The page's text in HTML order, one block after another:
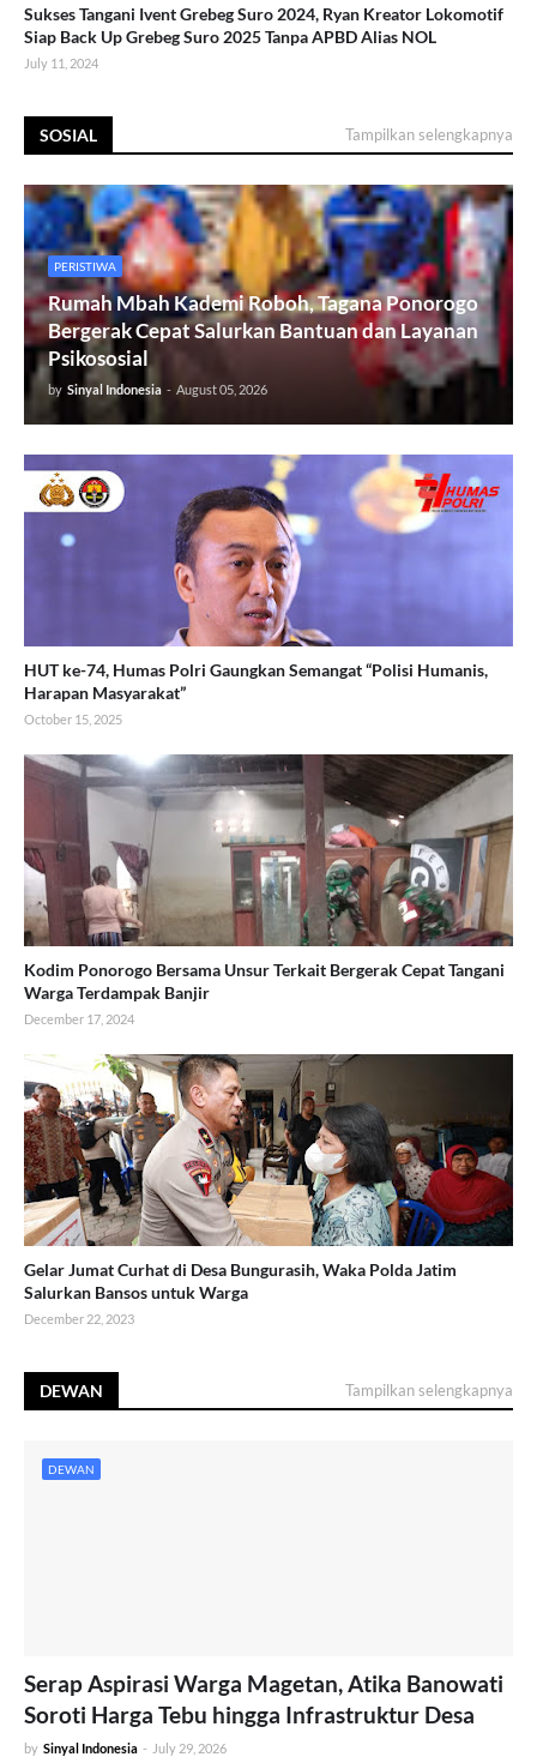
Sukses Tangani Ivent Grebeg Suro 2024, Ryan Kreator Lokomotif
Siap Back Up Grebeg Suro 2025 Tanpa APBD Alias NOL
July 11, 2024
SOSIAL Tampilkan selengkapnya
PERISTIWA
Rumah Mbah Kademi Roboh, Tagana Ponorogo
Bergerak Cepat Salurkan Bantuan dan Layanan
Psikososial
by Sinyal Indonesia - August 05, 2026
HUT ke-74, Humas Polri Gaungkan Semangat “Polisi Humanis,
Harapan Masyarakat”
October 15, 2025
Kodim Ponorogo Bersama Unsur Terkait Bergerak Cepat Tangani
Warga Terdampak Banjir
December 17, 2024
Gelar Jumat Curhat di Desa Bungurasih, Waka Polda Jatim
Salurkan Bansos untuk Warga
December 22, 2023
DEWAN Tampilkan selengkapnya
DEWAN
Serap Aspirasi Warga Magetan, Atika Banowati
Soroti Harga Tebu hingga Infrastruktur Desa
by Sinyal Indonesia - July 29, 2026